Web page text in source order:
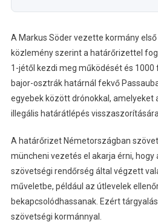
A Markus Söder vezette kormány
közlemény szerint a határőrizettel
1-jétől kezdi meg működését és 1000
bajor-osztrák határnál fekvő
egyebek között drónokkal, amelyeket
illegális határátlépés visszaszorítására.
A határőrizet Németországban
müncheni vezetés el akarja érni, hogy
szövetségi rendőrség által végzett
műveletbe, például az útlevelek
bekapcsolódhassanak. Ezért
szövetségi kormánnyal.